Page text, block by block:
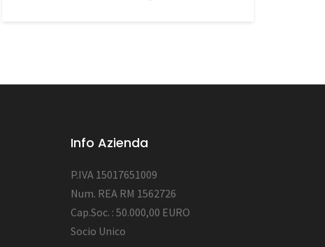
Info Azienda
P.IVA 15017651009
Num. REA RM 1562726
Cap.Soc. : 50.000,00 EURO
Socio Unico